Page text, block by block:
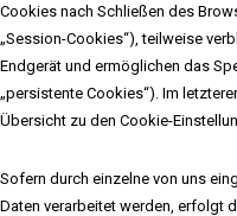
Cookies nach Schließen des
„Session-Cookies“), teilweise
Endgerät und ermöglichen das
„persistente Cookies“). Im
Übersicht zu den Cookie-
Sofern durch einzelne von uns
Daten verarbeitet werden, erfolgt